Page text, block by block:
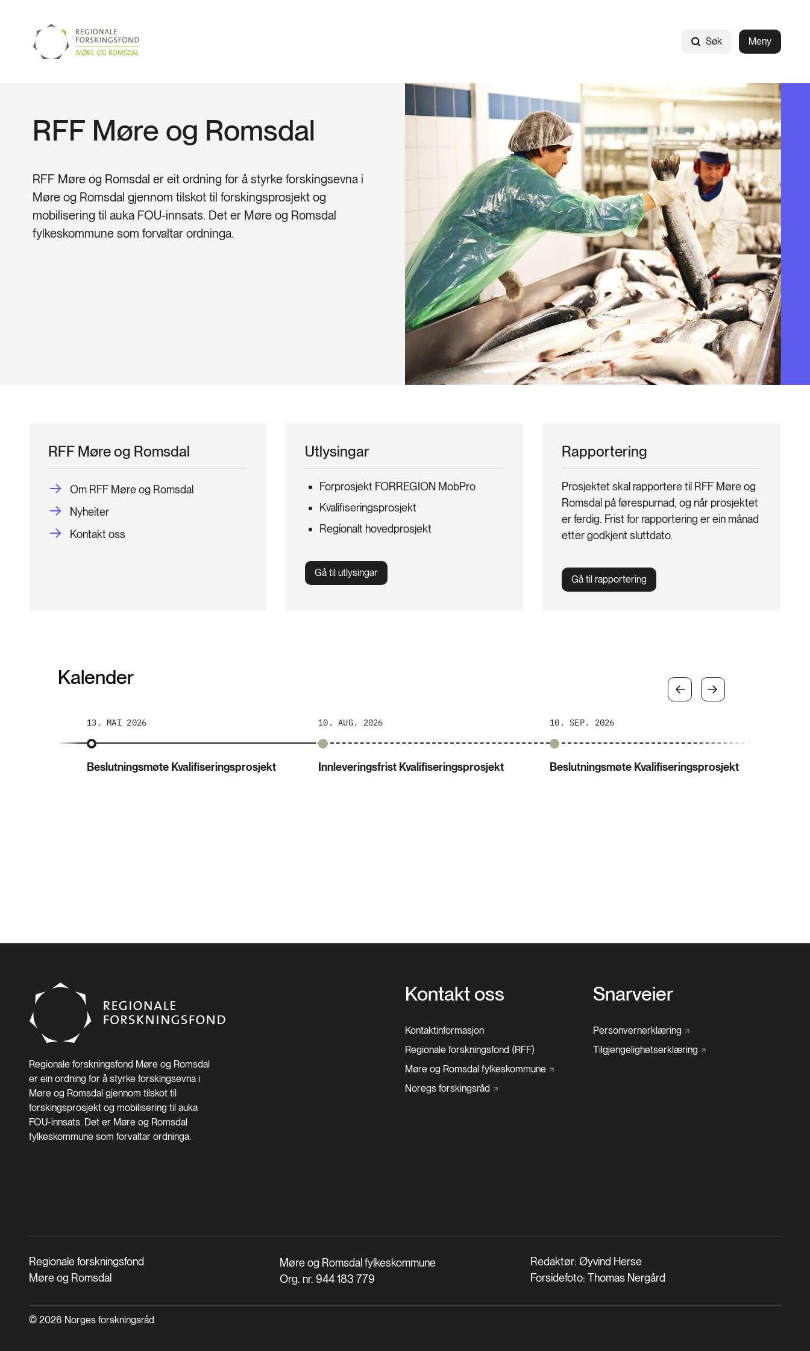
Søk Meny
RFF Møre og Romsdal
RFF Møre og Romsdal er eit ordning for å styrke forskingsevna i
Møre og Romsdal gjennom tilskot til forskingsprosjekt og
mobilisering til auka FOU-innsats. Det er Møre og Romsdal
fylkeskommune som forvaltar ordninga.
RFF Møre og Romsdal
Om RFF Møre og Romsdal
Nyheiter
Kontakt oss
Utlysingar
Forprosjekt FORREGION MobPro
Kvalifiseringsprosjekt
Regionalt hovedprosjekt
Gå til utlysingar
Rapportering
Prosjektet skal rapportere til RFF Møre og
Romsdal på førespurnad, og når prosjektet
er ferdig. Frist for rapportering er ein månad
etter godkjent sluttdato.
Gå til rapportering
Kalender
13. MAI 2026
Beslutningsmøte Kvalifiseringsprosjekt
10. AUG. 2026
Innleveringsfrist Kvalifiseringsprosjekt
10. SEP. 2026
Beslutningsmøte Kvalifiseringsprosjekt
Regionale forskningsfond Møre og Romsdal
er ein ordning for å styrke forskingsevna i
Møre og Romsdal gjennom tilskot til
forskingsprosjekt og mobilisering til auka
FOU-innsats. Det er Møre og Romsdal
fylkeskommune som forvaltar ordninga.
Kontakt oss
Kontaktinformasjon
Regionale forskningsfond (RFF)
Møre og Romsdal fylkeskommune
Noregs forskingsråd
Snarveier
Personvernerklæring
Tilgjengelighetserklæring
Regionale forskningsfond
Møre og Romsdal
Møre og Romsdal fylkeskommune
Org. nr. 944 183 779
Redaktør: Øyvind Herse
Forsidefoto: Thomas Nergård
© 2026 Norges forskningsråd